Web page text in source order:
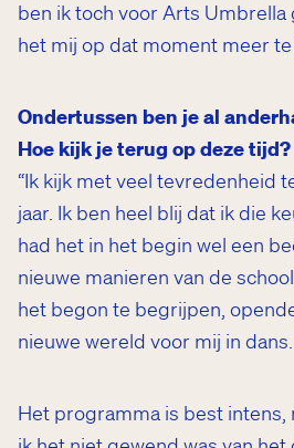
ben ik toch voor Arts Umbrella
het mij op dat moment meer te
Ondertussen ben je al
Hoe kijk je terug op deze tijd?
“Ik kijk met veel tevredenheid
jaar. Ik ben heel blij dat ik die
had het in het begin wel een
nieuwe manieren van de
het begon te begrijpen,
nieuwe wereld voor mij in dans.
Het programma is best intens,